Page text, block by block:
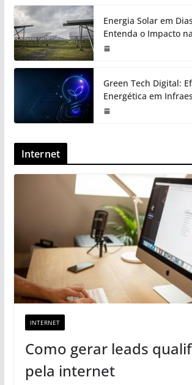
Energia Solar em
Entenda o Impacto
Green Tech Digital:
Energética em
Internet
INTERNET
Como gerar leads
pela internet